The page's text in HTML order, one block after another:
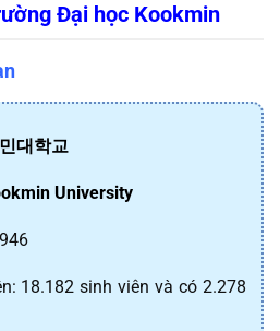
Đại học Kookmin
대학교
University
18.182 sinh viên và có 2.278